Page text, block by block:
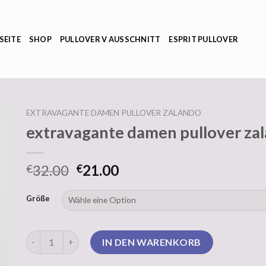
SHOP PULLOVER V AUSSCHNITT ESPRIT PULLOVER
EXTRAVAGANTE DAMEN PULLOVER ZALANDO
extravagante damen pullover
€32.00 €21.00
Größe
extravagante damen pullover zalando Menge
IN DEN WARENKORB